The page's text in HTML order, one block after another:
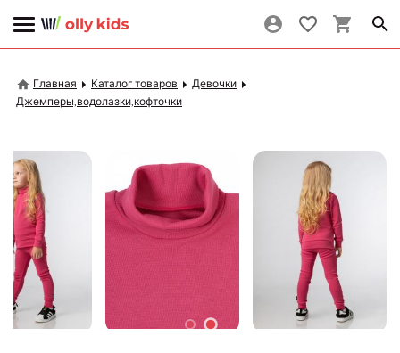
Главная Каталог товаров
Девочки
Джемперы,водолазки,кофточки